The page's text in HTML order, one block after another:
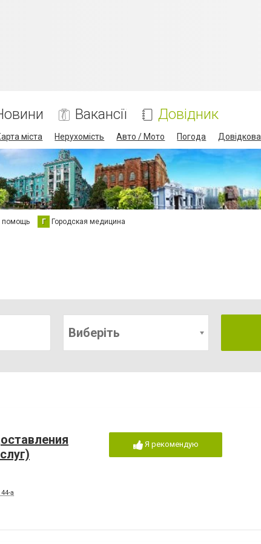
Вакансії Довідник
міста Нерухомість Авто / Мото Погода Довідкова
помощь Г Городская медицина
Виберіть
а
Я рекомендую